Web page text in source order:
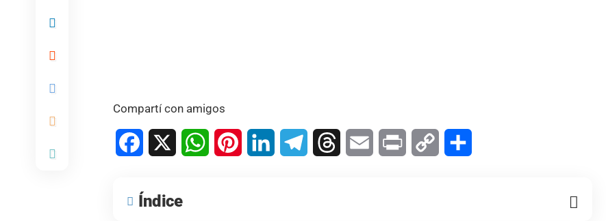
Compartí con amigos
Facebook WhatsAppPinterestLinkedIn TelegramThreads Email Print Copy
Índice